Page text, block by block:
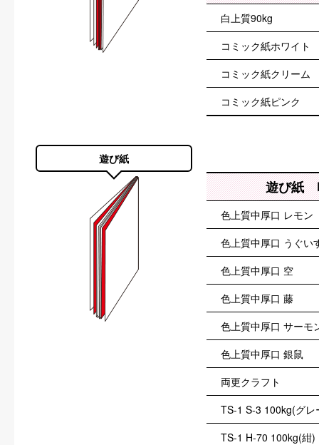
白上質90kg
コミック紙ホワイト
コミック紙クリーム
コミック紙ピンク
遊び紙
遊び紙
色上質中厚口 レモン
色上質中厚口 うぐい
色上質中厚口 空
色上質中厚口 藤
色上質中厚口 サーモ
色上質中厚口 銀鼠
両更クラフト
TS-1 S-3 100kg(グレ
TS-1 H-70 100kg(紺)